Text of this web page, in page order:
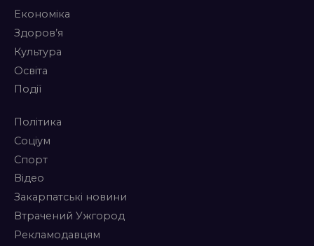
Економіка
Здоров’я
Культура
Освіта
Події
Політика
Соціум
Спорт
Відео
Закарпатські новини
Втрачений Ужгород
Рекламодавцям